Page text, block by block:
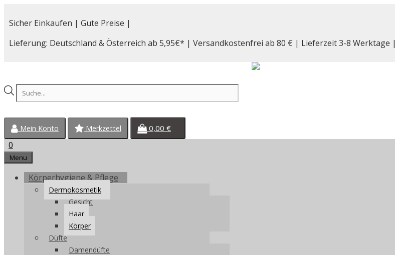
Inhalt
Sicher Einkaufen | Gute Preise |
Lieferung: Deutschland & Österreich ab 5,95€* | Versandkostenfrei ab 80 € | Lieferzeit 3-8 Werktage |
Products
search
Mein Konto Merkzettel 0,00 €
0
Menu
Körperhygiene & Pflege
Dermokosmetik
Gesicht
Haar
Körper
Düfte
Damendüfte